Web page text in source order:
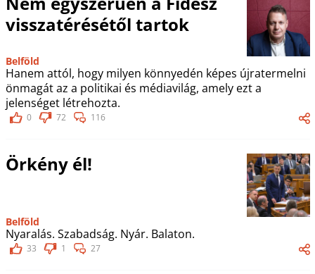
visszatérésétől tartok
Belföld
Hanem attól, hogy milyen könnyedén képes újratermelni
önmagát az a politikai és médiavilág, amely ezt a
jelenséget létrehozta.
0 72 116
Örkény él!
Belföld
Nyaralás. Szabadság. Nyár. Balaton.
33 1 27